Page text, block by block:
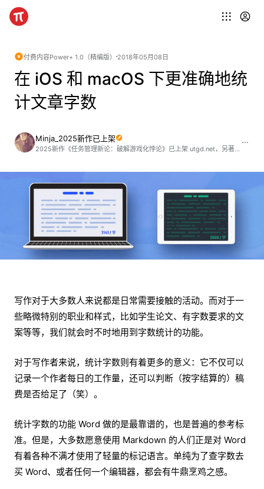
付费内容Power+ 1.0（精编版） 2018年05月08日
在 iOS 和 macOS 下更准确地统
计文章字数
Minja_2025新作已上架
2025新作《任务管理新论：破解游戏化悖论》已上架 utgd.net，另著有《信息管理》《用 DEVONthink 驾驭 RSS 在线阅读》《在线搜索指津》(2024)《Shortcuts+ 自动化设计之道》《Keyboard Maestro 进阶指引》《Anki 进阶手册》等，欢迎阅读选购 ;)
写作对于大多数人来说都是日常需要接触的活动。而对于一
些略微特别的职业和样式，比如学生论文、有字数要求的文
案等等，我们就会时不时地用到字数统计的功能。
对于写作者来说，统计字数则有着更多的意义：它不仅可以
记录一个作者每日的工作量，还可以判断（按字结算的）稿
费是否给足了（笑）。
统计字数的功能 Word 做的是最靠谱的，也是普遍的参考标
准。但是，大多数愿意使用 Markdown 的人们正是对 Word
有着各种不满才使用了轻量的标记语言。单纯为了查字数去
买 Word、或者任何一个编辑器，都会有牛鼎烹鸡之感。